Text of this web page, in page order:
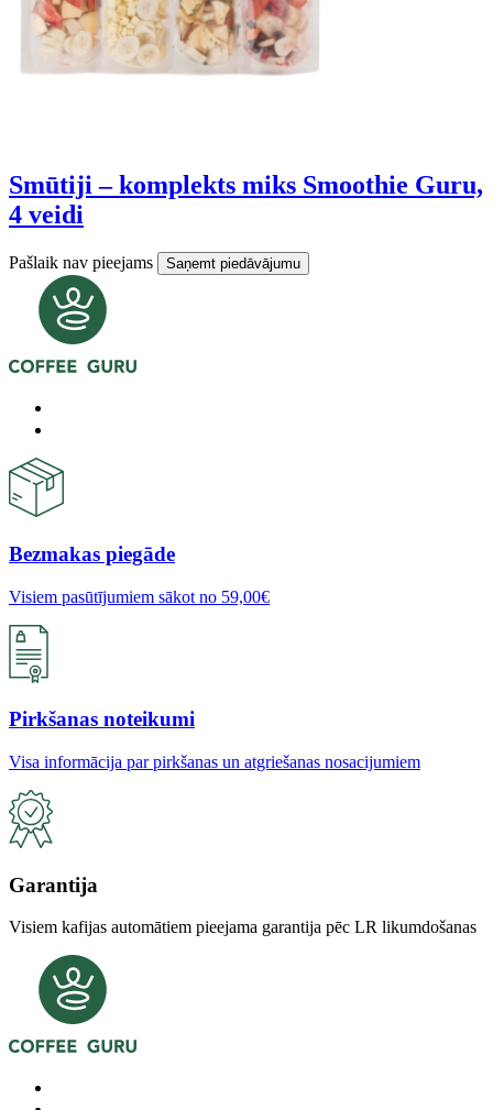
Smūtiji – komplekts miks Smoothie Guru,
4 veidi
Pašlaik nav pieejams Saņemt piedāvājumu
Bezmakas piegāde
Visiem pasūtījumiem sākot no 59,00€
Pirkšanas noteikumi
Visa informācija par pirkšanas un atgriešanas nosacijumiem
Garantija
Visiem kafijas automātiem pieejama garantija pēc LR likumdošanas